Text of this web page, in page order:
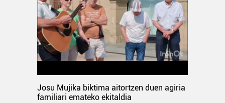
Josu Mujika biktima aitortzen duen agiria
familiari emateko ekitaldia